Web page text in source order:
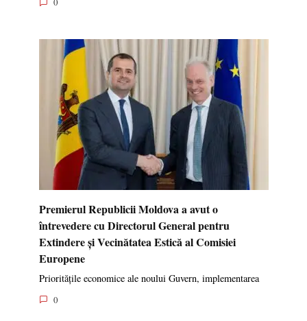
Premierul Republicii Moldova a avut o
întrevedere cu Directorul General pentru
Extindere și Vecinătatea Estică al Comisiei
Europene
Prioritățile economice ale noului Guvern, implementarea
0